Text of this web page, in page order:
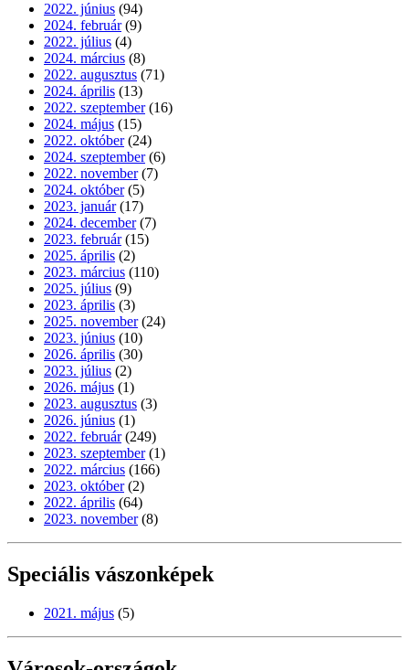
2022. június (94)
2024. február (9)
2022. július (4)
2024. március (8)
2022. augusztus (71)
2024. április (13)
2022. szeptember (16)
2024. május (15)
2022. október (24)
2024. szeptember (6)
2022. november (7)
2024. október (5)
2023. január (17)
2024. december (7)
2023. február (15)
2025. április (2)
2023. március (110)
2025. július (9)
2023. április (3)
2025. november (24)
2023. június (10)
2026. április (30)
2023. július (2)
2026. május (1)
2023. augusztus (3)
2026. június (1)
2022. február (249)
2023. szeptember (1)
2022. március (166)
2023. október (2)
2022. április (64)
2023. november (8)
Speciális vászonképek
2021. május (5)